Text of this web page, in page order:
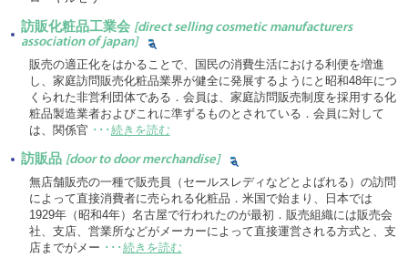
訪販化粧品工業会 [direct selling cosmetic manufacturers
association of japan]
販売の適正化をはかることで、国民の消費生活における利便を増進
し、家庭訪問販売化粧品業界が健全に発展するようにと昭和48年につ
くられた非営利団体である．会員は、家庭訪問販売制度を採用する化
粧品製造業者およびこれに準ずるものとされている．会員に対して
は、関係官 ･･･ 続きを読む
訪販品 [door to door merchandise]
無店舗販売の一種で販売員（セールスレディなどとよばれる）の訪問
によって直接消費者に売られる化粧品．米国で始まり、日本では
1929年（昭和4年）名古屋で行われたのが最初．販売組織には販売会
社、支店、営業所などがメーカーによって直接運営される方式と、支
店までがメー ･･･ 続きを読む